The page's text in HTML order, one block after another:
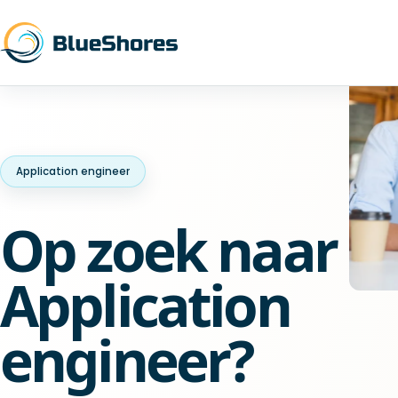
Application engineer
Op zoek naar
Application
engineer?